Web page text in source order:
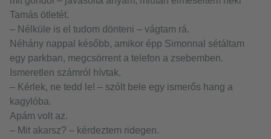
Tamás ötletét.
– Nélküle is el tudom dönteni – vágtam rá.
Néhány nappal később, amikor épp Simonnal sétáltam
egy parkban, megcsörrent a telefon a zsebemben.
Ismeretlen számról hívtak.
– Kérlek, ne tedd le! – szólt bele egy ismerős hang a
kagylóba.
Apám volt az.
– Mit akarsz? – kérdeztem ridegen.